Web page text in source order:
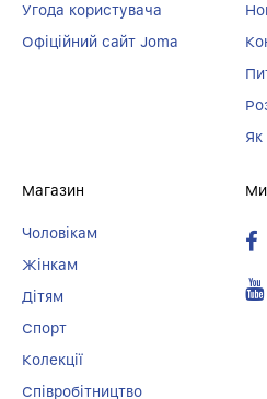
Угода користувача
Офіційний сайт Joma
Як
Магазин
Чоловікам
Жінкам
Дітям
Спорт
Колекції
Співробітництво
Ми